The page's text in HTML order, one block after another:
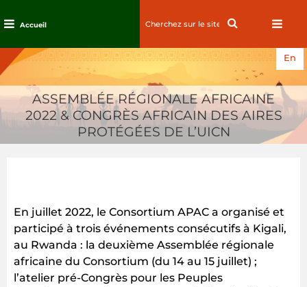
Passez
au
contenu
Accueil
Search
En
ASSEMBLÉE RÉGIONALE AFRICAINE
2022 & CONGRÈS AFRICAIN DES AIRES
PROTÉGÉES DE L’UICN
En juillet 2022, le Consortium APAC a organisé et
participé à trois événements consécutifs à Kigali,
au Rwanda : la deuxième Assemblée régionale
africaine du Consortium (du 14 au 15 juillet) ;
l’atelier pré-Congrès pour les Peuples